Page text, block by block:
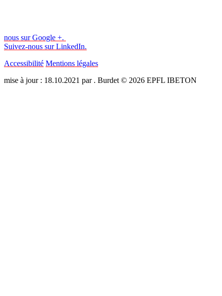
nous sur Google +.
Suivez-nous sur LinkedIn.
Accessibilité Mentions légales
mise à jour : 18.10.2021 par . Burdet © 2026 EPFL IBETON